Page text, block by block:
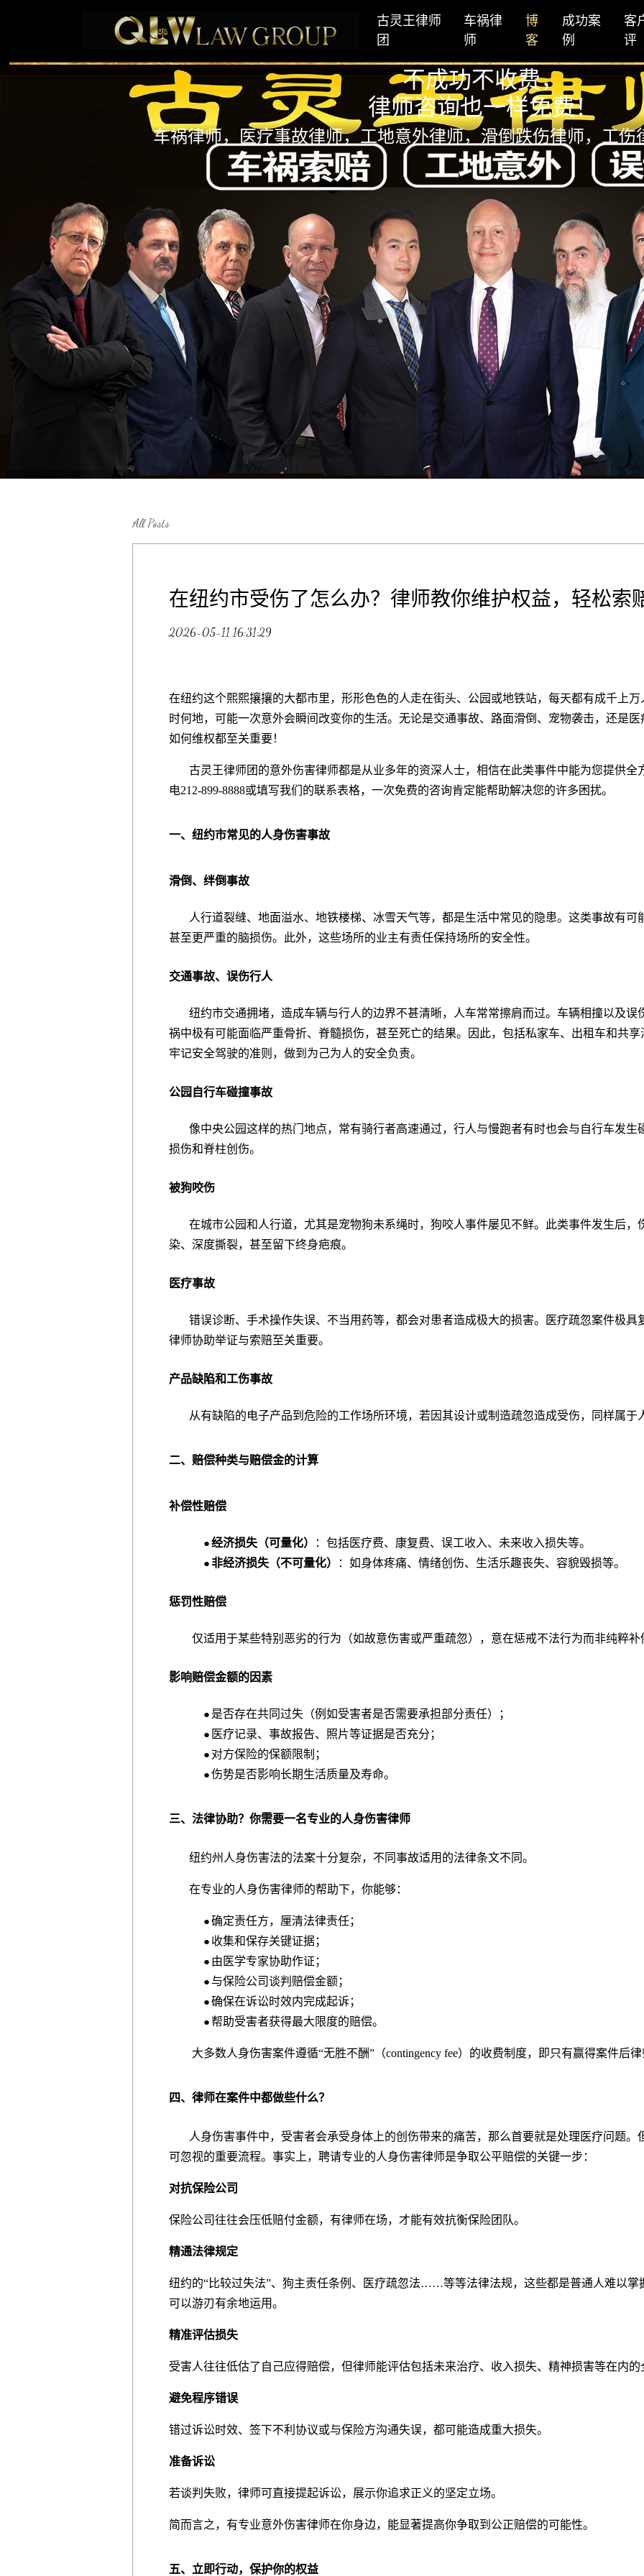
古灵王律师
团
车祸律
师
博
客
成功案
例
客
评
不成功不收费，
律师咨询也一样免费！
车祸律师，医疗事故律师，工地意外律师，滑倒跌伤律师，工伤
All Posts
在纽约市受伤了怎么办？律师教你维护权益，轻松索
2026-05-11 16:31:29
在纽约这个熙熙攘攘的大都市里，形形色色的人走在街头、公园或地铁站，每天都有成千上
时何地，可能一次意外会瞬间改变你的生活。无论是交通事故、路面滑倒、宠物袭击，还是
如何维权都至关重要！
古灵王律师团的意外伤害律师都是从业多年的资深人士，相信在此类事件中能为您提供全
电212-899-8888或填写我们的联系表格，一次免费的咨询肯定能帮助解决您的许多困扰。
一、纽约市常见的人身伤害事故
滑倒、绊倒事故
人行道裂缝、地面溢水、地铁楼梯、冰雪天气等，都是生活中常见的隐患。这类事故有可
甚至更严重的脑损伤。此外，这些场所的业主有责任保持场所的安全性。
交通事故、误伤行人
纽约市交通拥堵，造成车辆与行人的边界不甚清晰，人车常常擦肩而过。车辆相撞以及误
祸中极有可能面临严重骨折、脊髓损伤，甚至死亡的结果。因此，包括私家车、出租车和共
牢记安全驾驶的准则，做到为己为人的安全负责。
公园自行车碰撞事故
像中央公园这样的热门地点，常有骑行者高速通过，行人与慢跑者有时也会与自行车发生
损伤和脊柱创伤。
被狗咬伤
在城市公园和人行道，尤其是宠物狗未系绳时，狗咬人事件屡见不鲜。此类事件发生后，
染、深度撕裂，甚至留下终身疤痕。
医疗事故
错误诊断、手术操作失误、不当用药等，都会对患者造成极大的损害。医疗疏忽案件极具
律师协助举证与索赔至关重要。
产品缺陷和工伤事故
从有缺陷的电子产品到危险的工作场所环境，若因其设计或制造疏忽造成受伤，同样属于
二、赔偿种类与赔偿金的计算
补偿性赔偿
●经济损失（可量化） ：包括医疗费、康复费、误工收入、未来收入损失等。
●非经济损失（不可量化） ：如身体疼痛、情绪创伤、生活乐趣丧失、容貌毁损等。
惩罚性赔偿
仅适用于某些特别恶劣的行为（如故意伤害或严重疏忽），意在惩戒不法行为而非纯粹补
影响赔偿金额的因素
● 是否存在共同过失（例如受害者是否需要承担部分责任）；
● 医疗记录、事故报告、照片等证据是否充分；
● 对方保险的保额限制；
●伤势是否影响长期生活质量及寿命。
三、法律协助？你需要一名专业的人身伤害律师
纽约州人身伤害法的法案十分复杂，不同事故适用的法律条文不同。
在专业的人身伤害律师的帮助下，你能够：
●确定责任方，厘清法律责任；
● 收集和保存关键证据；
● 由医学专家协助作证；
● 与保险公司谈判赔偿金额；
●确保在诉讼时效内完成起诉；
●帮助受害者获得最大限度的赔偿。
大多数人身伤害案件遵循“无胜不酬”（contingency fee）的收费制度，即只有赢得案件后律
四、律师在案件中都做些什么？
人身伤害事件中，受害者会承受身体上的创伤带来的痛苦，那么首要就是处理医疗问题。
可忽视的重要流程。事实上，聘请专业的人身伤害律师是争取公平赔偿的关键一步：
对抗保险公司
保险公司往往会压低赔付金额，有律师在场，才能有效抗衡保险团队。
精通法律规定
纽约的“比较过失法”、狗主责任条例、医疗疏忽法……等等法律法规，这些都是普通人难以掌
可以游刃有余地运用。
精准评估损失
受害人往往低估了自己应得赔偿，但律师能评估包括未来治疗、收入损失、精神损害等在内的
避免程序错误
错过诉讼时效、签下不利协议或与保险方沟通失误，都可能造成重大损失。
准备诉讼
若谈判失败，律师可直接提起诉讼，展示你追求正义的坚定立场。
简而言之，有专业意外伤害律师在你身边，能显著提高你争取到公正赔偿的可能性。
五、立即行动，保护你的权益